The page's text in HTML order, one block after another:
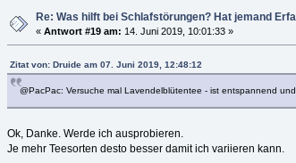
Re: Was hilft bei Schlafstörungen? Hat jemand
«Antwort #19 am: 14. Juni 2019, 10:01:33 »
Zitat von: Druide am 07. Juni 2019, 12:48:12
@PacPac: Versuche mal Lavendelblütentee - ist entspannend
Ok, Danke. Werde ich ausprobieren.
Je mehr Teesorten desto besser damit ich variieren kann.